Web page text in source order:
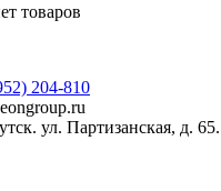
товаров
204-810
ул. Партизанская, д.